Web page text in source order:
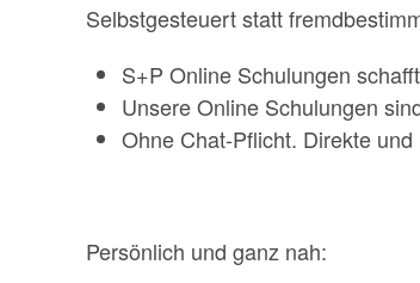
Selbstgesteuert statt
S+P Online Schulungen
Unsere Online Schulungen
Ohne Chat-Pflicht. Direkte
Persönlich und ganz nah: